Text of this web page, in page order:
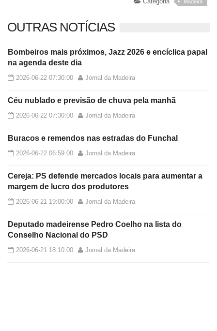
Madeira
OUTRAS NOTÍCIAS
Bombeiros mais próximos, Jazz 2026 e encíclica papal
na agenda deste dia
2026-06-22 07:30:00 Jornal da Madeira
Céu nublado e previsão de chuva pela manhã
2026-06-22 07:30:00 Jornal da Madeira
Buracos e remendos nas estradas do Funchal
2026-06-22 06:59:00 Jornal da Madeira
Cereja: PS defende mercados locais para aumentar a
margem de lucro dos produtores
2026-06-21 19:00:00 Jornal da Madeira
Deputado madeirense Pedro Coelho na lista do
Conselho Nacional do PSD
2026-06-21 18:10:00 Jornal da Madeira